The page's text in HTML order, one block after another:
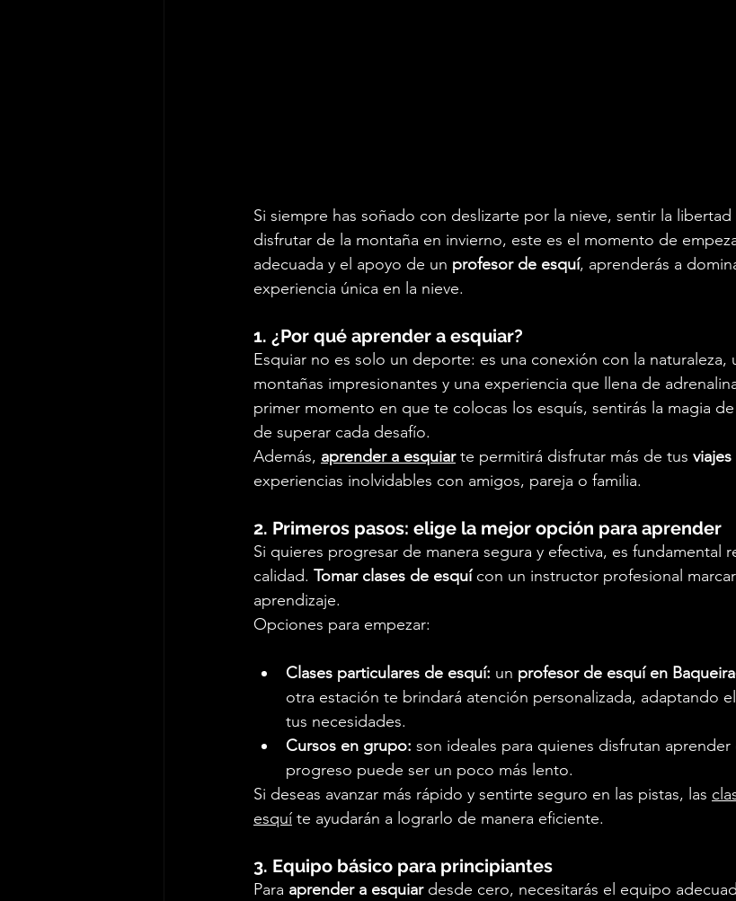
Si siempre has soñado con deslizarte por la nieve, sentir la
disfrutar de la montaña en invierno, este es el momento de
adecuada y el apoyo de un profesor de esquí, aprenderás a
experiencia única en la nieve.
1. ¿Por qué aprender a esquiar?
Esquiar no es solo un deporte: es una conexión con la naturaleza,
montañas impresionantes y una experiencia que llena de
primer momento en que te colocas los esquís, sentirás la magia
de superar cada desafío.
Además, aprender a esquiar te permitirá disfrutar más de tus
experiencias inolvidables con amigos, pareja o familia.
2. Primeros pasos: elige la mejor opción para aprender
Si quieres progresar de manera segura y efectiva, es fundamental
calidad. Tomar clases de esquí con un instructor profesional
aprendizaje.
Opciones para empezar:
Clases particulares de esquí: un profesor de esquí en
otra estación te brindará atención personalizada, adaptando
tus necesidades.
Cursos en grupo: son ideales para quienes disfrutan aprender
progreso puede ser un poco más lento.
Si deseas avanzar más rápido y sentirte seguro en las pistas, las
esquí te ayudarán a lograrlo de manera eficiente.
3. Equipo básico para principiantes
Para aprender a esquiar desde cero, necesitarás el equipo